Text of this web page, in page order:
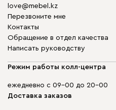
love@mebel.kz
Перезвоните мне
Контакты
Обращение в отдел качества
Написать руководству
Режим работы колл-центра
ежедневно с 09-00 до 20-00
Доставка заказов